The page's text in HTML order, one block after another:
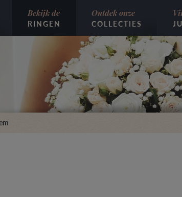
Bekijk de
RINGEN
Ontdek onze
COLLECTIES